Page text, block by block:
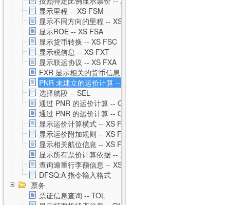
显示里程 -- XS FSM
显示不同方向的里程 -- XS FSO
显示ROE -- XS FSA
显示货币转换 -- XS FSC
显示税信息 -- XS FXT
显示联运协议 -- XS FXA
FXR 显示相关的货币信息 -- XS FXR
PNR 未建立的运价计算 -- XS FSP
选择航段 -- SEL
通过 PNR 的运价计算 -- QTE
通过 PNR 的运价计算 -- QTE 私有运价
显示运价计算横式 -- XS FSQ
显示运价附加规则 -- XS FSG
显示相关航位信息 -- XS FSS
显示所有票价计算依据 -- XS FSU
查询逾重行李额信息 -- XS FSB
DFSQ:A 指令输入格式
票务
票证信息查询 -- TOL